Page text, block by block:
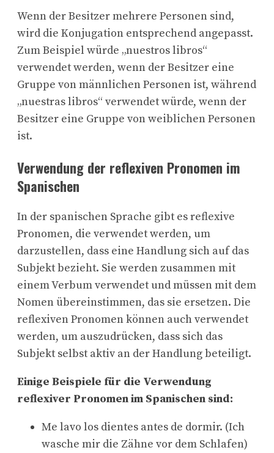
Wenn der Besitzer mehrere Personen sind,
wird die Konjugation entsprechend angepasst.
Zum Beispiel würde „nuestros libros“
verwendet werden, wenn der Besitzer eine
Gruppe von männlichen Personen ist, während
„nuestras libros“ verwendet würde, wenn der
Besitzer eine Gruppe von weiblichen Personen
ist.
Verwendung der reflexiven Pronomen im
Spanischen
In der spanischen Sprache gibt es reflexive
Pronomen, die verwendet werden, um
darzustellen, dass eine Handlung sich auf das
Subjekt bezieht. Sie werden zusammen mit
einem Verbum verwendet und müssen mit dem
Nomen übereinstimmen, das sie ersetzen. Die
reflexiven Pronomen können auch verwendet
werden, um auszudrücken, dass sich das
Subjekt selbst aktiv an der Handlung beteiligt.
Einige Beispiele für die Verwendung
reflexiver Pronomen im Spanischen sind:
Me lavo los dientes antes de dormir. (Ich
wasche mir die Zähne vor dem Schlafen)